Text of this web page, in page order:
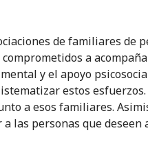
de familiares de
a
y el apoyo
estos esfuerzos.
a esos familiares.
las personas que deseen